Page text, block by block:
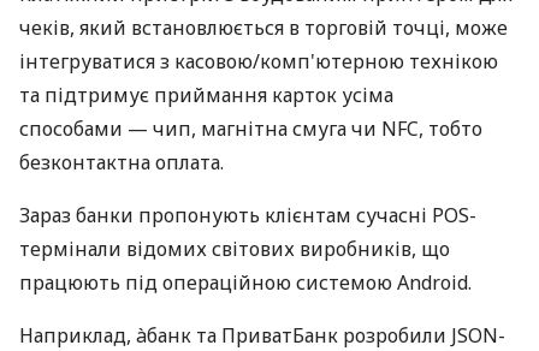
чеків, який встановлюється в торговій точці, може
інтегруватися з касовою/комп'ютерною технікою
та підтримує приймання карток усіма
способами — чип, магнітна смуга чи NFC, тобто
безконтактна оплата.
Зараз банки пропонують клієнтам сучасні POS-
термінали відомих світових виробників, що
працюють під операційною системою Android.
Наприклад, àбанк та ПриватБанк розробили JSON-